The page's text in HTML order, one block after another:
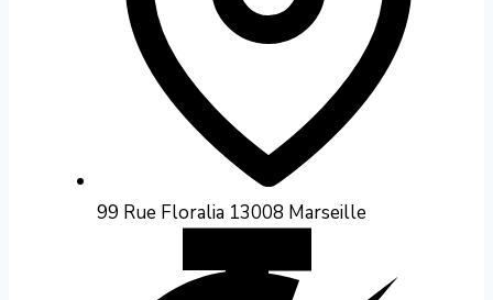
99 Rue Floralia 13008 Marseille